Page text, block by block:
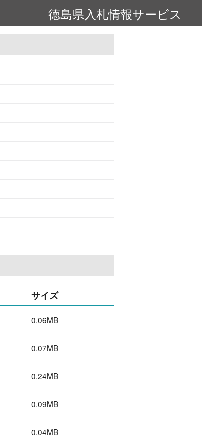
徳島県入札情報サービス
サイズ
0.06MB
0.07MB
0.24MB
0.09MB
0.04MB